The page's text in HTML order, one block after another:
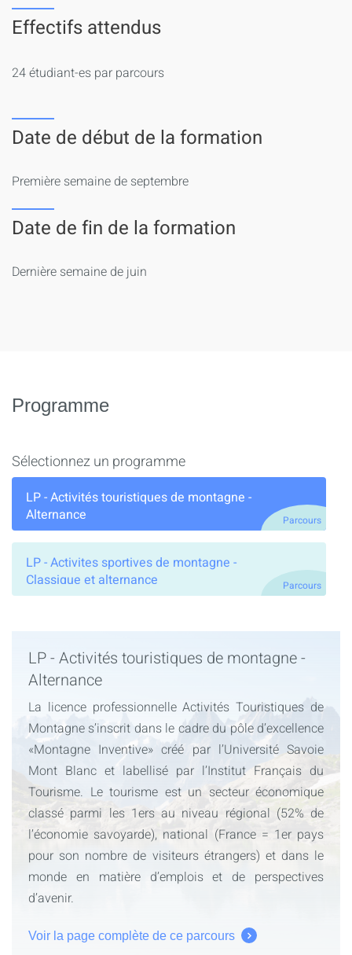
Effectifs attendus
24 étudiant-es par parcours
Date de début de la formation
Première semaine de septembre
Date de fin de la formation
Dernière semaine de juin
Programme
Sélectionnez un programme
LP - Activités touristiques de montagne -
Alternance
Parcours
LP - Activites sportives de montagne -
Classique et alternance
Parcours
LP - Activités touristiques de montagne -
Alternance
La licence professionnelle Activités Touristiques de
Montagne s’inscrit dans le cadre du pôle d’excellence
«Montagne Inventive» créé par l’Université Savoie
Mont Blanc et labellisé par l’Institut Français du
Tourisme. Le tourisme est un secteur économique
classé parmi les 1ers au niveau régional (52% de
l’économie savoyarde), national (France = 1er pays
pour son nombre de visiteurs étrangers) et dans le
monde en matière d’emplois et de perspectives
d’avenir.
Voir la page complète de ce parcours